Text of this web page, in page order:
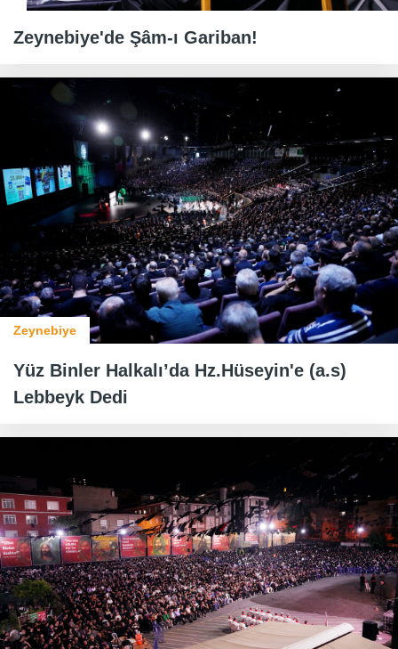
Zeynebiye'de Şâm-ı Gariban!
Zeynebiye
Yüz Binler Halkalı’da Hz.Hüseyin'e (a.s)
Lebbeyk Dedi